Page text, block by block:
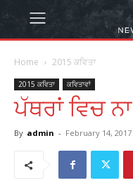
Home 2015 ਕਵਿਤਾ
2015 ਕਵਿਤਾ ਕਵਿਤਾਵਾਂ
ਪੱਥਰਾਂ ਵਿਚ
By admin - February 14, 2017